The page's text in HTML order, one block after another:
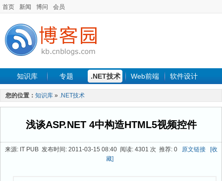
首页 新闻 博问 会员
知识库 专题 .NET技术 Web前端 软件设计
手机开发 软件工程
最新文章
您的位置： 知识库 » .NET技术
浅谈ASP.NET 4中构造HTML5视频控件
来源: IT PUB 发布时间: 2011-03-15 08:40 阅读: 4301 次 推荐: 0 原文链接
[收
藏]